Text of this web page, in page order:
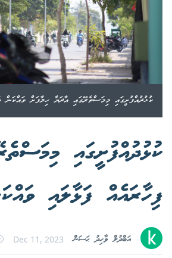
ކުޅުދުއްފުށީގައި މިމަސްތެރޭގައި އާދަޔާ ހިލާފަށް ވައްކަން
ފިހާރައެއް ފަޅާލައި
އަބްދުލް ވާހިދު ޙަސަން Dec 11, 2023